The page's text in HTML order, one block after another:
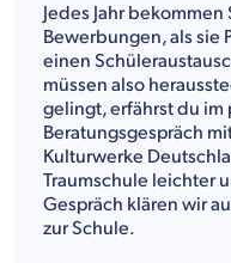
Jedes Jahr
Bewerbungen, als sie
einen
müssen also
gelingt, erfährst du im
Beratungsgespräch
Kulturwerke
Traumschule leichter
Gespräch klären wir
zur Schule.